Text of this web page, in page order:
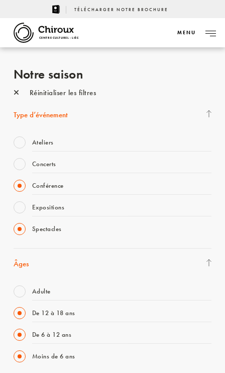
TÉLÉCHARGER NOTRE BROCHURE
CENTRE CULTUREL - LIÈGE
MENU
Notre saison
Réinitialiser les filtres
Type d’événement
Ateliers
Concerts
Conférence
Expositions
Spectacles
Âges
Adulte
De 12 à 18 ans
De 6 à 12 ans
Moins de 6 ans